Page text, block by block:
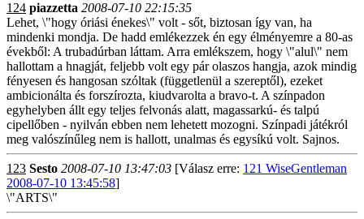
124 piazzetta 2008-07-10 22:15:35
Lehet, \"hogy óriási énekes\" volt - sőt, biztosan így van, ha
mindenki mondja. De hadd emlékezzek én egy élményemre a 80-as
évekből: A trubadúrban láttam. Arra emlékszem, hogy \"alul\" nem
hallottam a hnagját, feljebb volt egy pár olaszos hangja, azok mindig
fényesen és hangosan szóltak (függetlenül a szereptől), ezeket
ambicionálta és forszírozta, kiudvarolta a bravo-t. A színpadon
egyhelyben állt egy teljes felvonás alatt, magassarkú- és talpú
cipellőben - nyilván ebben nem lehetett mozogni. Színpadi játékról
meg valószínűleg nem is hallott, unalmas és egysíkú volt. Sajnos.
123 Sesto 2008-07-10 13:47:03 [Válasz erre: 121 WiseGentleman
2008-07-10 13:45:58]
\"ARTS\"